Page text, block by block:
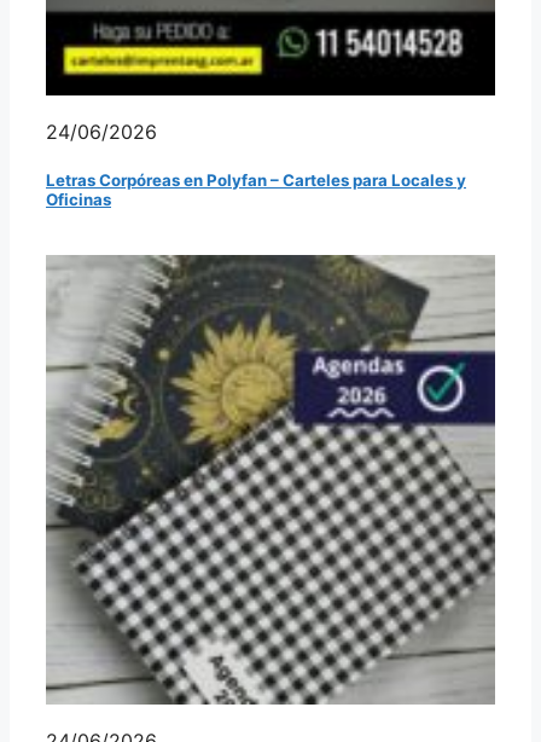
24/06/2026
Letras Corpóreas en Polyfan – Carteles para Locales y
Oficinas